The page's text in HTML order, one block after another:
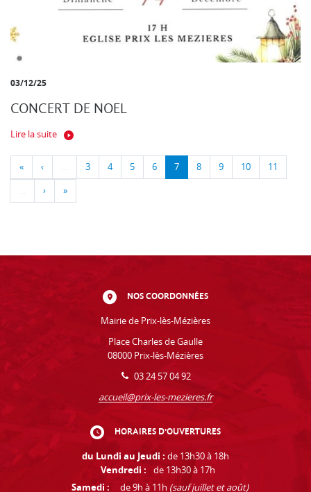
03/12/25
CONCERT DE NOEL
Lire la suite
« ‹ … 3 4 5 6 7 8 9 10 11
… › »
NOS COORDONNÉES
Mairie de Prix-lès-Mézières
Place Charles de Gaulle
08000 Prix-lès-Mézières
03 24 57 04 92
accueil@prix-les-mezieres.fr
HORAIRES D'OUVERTURES
du Lundi au Jeudi : de 13h30 à 18h
Vendredi :
de 13h30 à 17h
Samedi :
de 9h à 11h (sauf juillet et août)